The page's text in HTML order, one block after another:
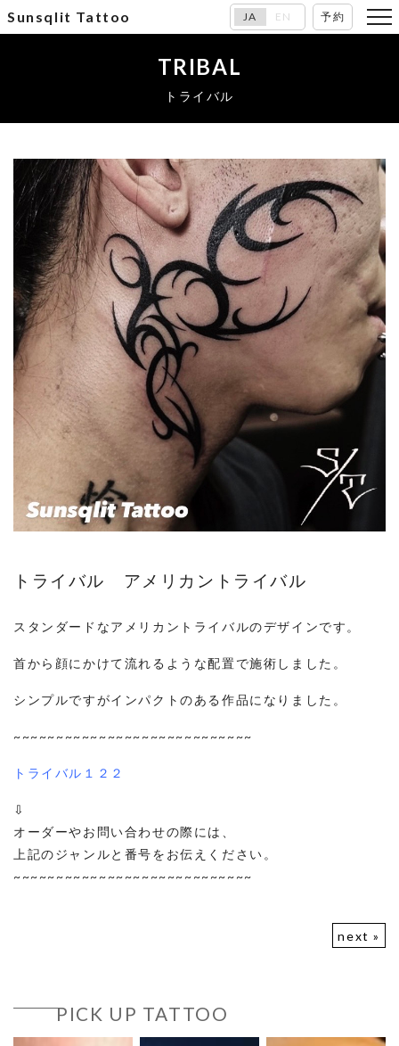
Sunsqlit Tattoo JA EN 予約
TRIBAL
トライバル
トライバル アメリカントライバル
スタンダードなアメリカントライバルのデザインです。
首から顔にかけて流れるような配置で施術しました。
シンプルですがインパクトのある作品になりました。
~~~~~~~~~~~~~~~~~~~~~~~~~~~~
トライバル１２２
⇩
オーダーやお問い合わせの際には、
上記のジャンルと番号をお伝えください。
~~~~~~~~~~~~~~~~~~~~~~~~~~~~
next »
PICK UP TATTOO